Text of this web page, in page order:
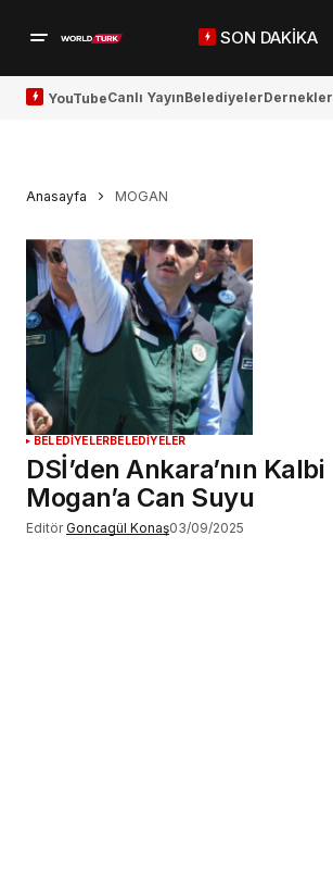
SON DAKİKA
YouTubeCanlı YayınBelediyelerDernekler
Anasayfa MOGAN
BELEDİYELERBELEDİYELER
DSİ’den Ankara’nın Kalbi
Mogan’a Can Suyu
Editör Goncagül Konaş03/09/2025